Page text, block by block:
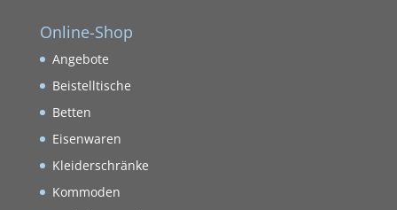
Online-Shop
Angebote
Beistelltische
Betten
Eisenwaren
Kleiderschränke
Kommoden